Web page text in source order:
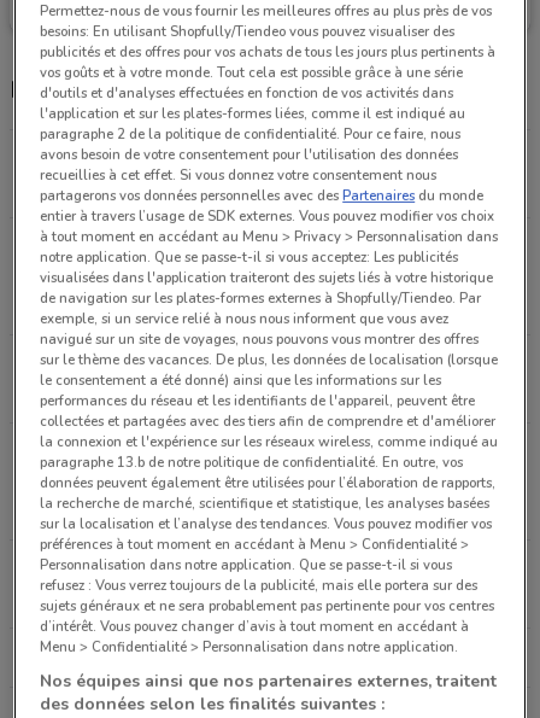
Valable jusqu'à jeudi 9.8 km
Magasins Brico Dépôt dans les environs
4 route de saint leu Villetaneuse
9.8 km
FERMÉ
Accès par parking de l'hôtel de ville - 61 avenue
joliot curie Nanterre
10.4 km
FERMÉ
Route de pontoise Sartrouville
13.8 km
FERMÉ
Ccial du pont de pierre - avenue stalingrad
Garges-lès-gonesse
13.9 km
FERMÉ
4 rue de Longueraie Vigneux-sur-seine
17.6 km
FERMÉ
Tous les magasins Brico Dépôt
Permettez-nous de vous fournir les meilleures offres au plus près de vos
besoins: En utilisant Shopfully/Tiendeo vous pouvez visualiser des
publicités et des offres pour vos achats de tous les jours plus pertinents à
vos goûts et à votre monde. Tout cela est possible grâce à une série
d'outils et d'analyses effectuées en fonction de vos activités dans
l'application et sur les plates-formes liées, comme il est indiqué au
paragraphe 2 de la politique de confidentialité. Pour ce faire, nous
avons besoin de votre consentement pour l'utilisation des données
recueillies à cet effet. Si vous donnez votre consentement nous
partagerons vos données personnelles avec desPartenaires du monde
entier à travers l’usage de SDK externes. Vous pouvez modifier vos choix
à tout moment en accédant au Menu > Privacy > Personnalisation dans
notre application. Que se passe-t-il si vous acceptez: Les publicités
visualisées dans l'application traiteront des sujets liés à votre historique
de navigation sur les plates-formes externes à Shopfully/Tiendeo. Par
exemple, si un service relié à nous nous informent que vous avez
navigué sur un site de voyages, nous pouvons vous montrer des offres
sur le thème des vacances. De plus, les données de localisation (lorsque
le consentement a été donné) ainsi que les informations sur les
performances du réseau et les identifiants de l'appareil, peuvent être
collectées et partagées avec des tiers afin de comprendre et d'améliorer
la connexion et l'expérience sur les réseaux wireless, comme indiqué au
paragraphe 13.b de notre politique de confidentialité. En outre, vos
données peuvent également être utilisées pour l’élaboration de rapports,
la recherche de marché, scientifique et statistique, les analyses basées
sur la localisation et l’analyse des tendances. Vous pouvez modifier vos
préférences à tout moment en accédant à Menu > Confidentialité >
Personnalisation dans notre application. Que se passe-t-il si vous
refusez : Vous verrez toujours de la publicité, mais elle portera sur des
sujets généraux et ne sera probablement pas pertinente pour vos centres
d’intérêt. Vous pouvez changer d’avis à tout moment en accédant à
Menu > Confidentialité > Personnalisation dans notre application.
Nos équipes ainsi que nos partenaires externes, traitent
des données selon les finalités suivantes :